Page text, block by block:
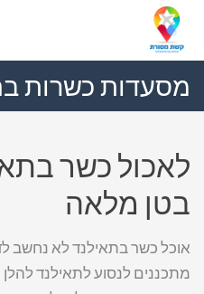
מסעדות כשרות
לאכול כשר
בטן מלאה
אוכל כשר בתאילנד לא נחשב
מתכננים לנסוע לתאילנד